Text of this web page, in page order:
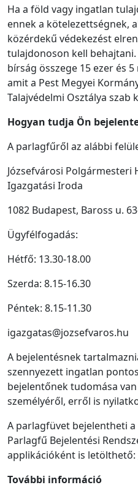
Ha a föld vagy ingatlan
ennek a kötelezettségnek,
közérdekű védekezést
tulajdonoson kell
bírság összege 15 ezer és
amit a Pest Megyei
Talajvédelmi Osztálya szab
Hogyan tudja Ön
A parlagfűről az alábbi
Józsefvárosi Polgármesteri
Igazgatási Iroda
1082 Budapest, Baross u.
Ügyfélfogadás:
Hétfő: 13.30-18.00
Szerda: 8.15-16.30
Péntek: 8.15-11.30
igazgatas@jozsefvaros.hu
A bejelentésnek
szennyezett ingatlan
bejelentőnek tudomása
személyéről, erről is
A parlagfüvet bejelentheti
Parlagfű Bejelentési
applikációként is letölthető:
További információ